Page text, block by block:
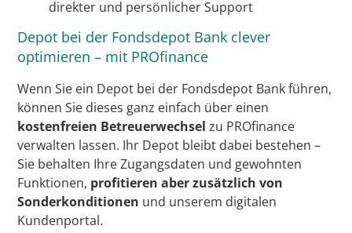
direkter und persönlicher Support
Depot bei der Fondsdepot Bank clever
optimieren – mit PROfinance
Wenn Sie ein Depot bei der Fondsdepot Bank führen,
können Sie dieses ganz einfach über einen
kostenfreien Betreuerwechsel zu PROfinance
verwalten lassen. Ihr Depot bleibt dabei bestehen –
Sie behalten Ihre Zugangsdaten und gewohnten
Funktionen, profitieren aber zusätzlich von
Sonderkonditionen und unserem digitalen
Kundenportal.